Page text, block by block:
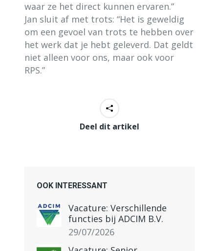
waar ze het direct kunnen ervaren.”
Jan sluit af met trots: “Het is geweldig
om een gevoel van trots te hebben over
het werk dat je hebt geleverd. Dat geldt
niet alleen voor ons, maar ook voor
RPS.”
Deel dit artikel
OOK INTERESSANT
Vacature: Verschillende
functies bij ADCIM B.V.
29/07/2026